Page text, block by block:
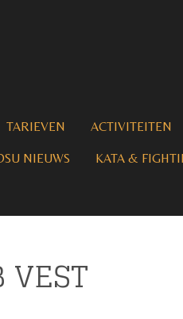
TARIEVEN ACTIVITEITEN
NIEUWS KATA &
VEST